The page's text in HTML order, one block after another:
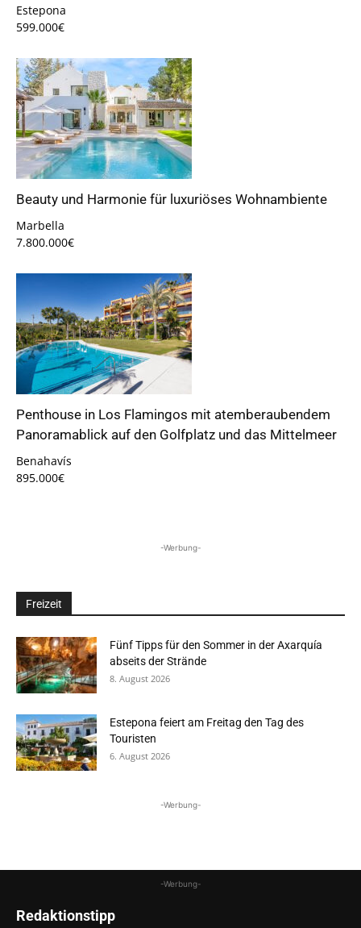
Estepona
599.000€
Beauty und Harmonie für luxuriöses Wohnambiente
Marbella
7.800.000€
Penthouse in Los Flamingos mit atemberaubendem
Panoramablick auf den Golfplatz und das Mittelmeer
Benahavís
895.000€
-Werbung-
Freizeit
Fünf Tipps für den Sommer in der Axarquía
abseits der Strände
8. August 2026
Estepona feiert am Freitag den Tag des
Touristen
6. August 2026
-Werbung-
-Werbung-
Redaktionstipp